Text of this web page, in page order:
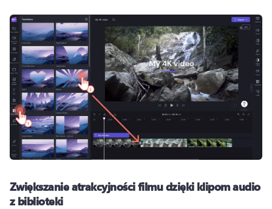
Zwiększanie atrakcyjności filmu dzięki klipom audio
z biblioteki